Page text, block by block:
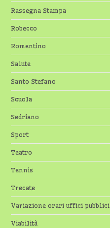
Rassegna Stampa
Robecco
Romentino
Salute
Santo Stefano
Scuola
Sedriano
Sport
Teatro
Tennis
Trecate
Variazione orari uffici pubblici
Viabilità